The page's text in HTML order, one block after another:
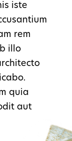
iste
rem
illo
quia
aut